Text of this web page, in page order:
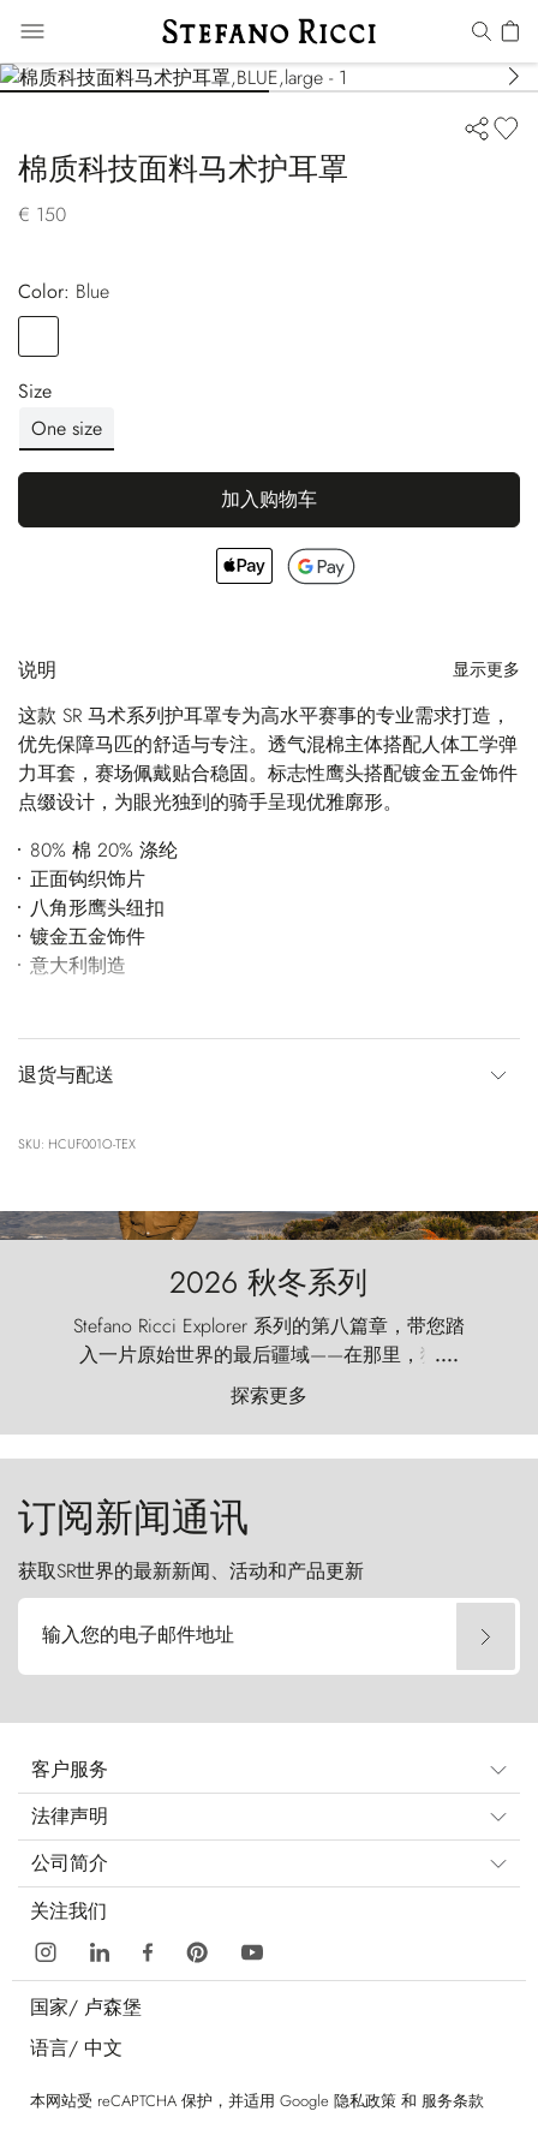
棉质科技面料马术护耳罩
€ 150
Color:
blue
Size
One size
加入购物车
说明 显示更多
这款 SR 马术系列护耳罩专为高水平赛事的专业需求打造，
优先保障马匹的舒适与专注。透气混棉主体搭配人体工学弹
力耳套，赛场佩戴贴合稳固。标志性鹰头搭配镀金五金饰件
点缀设计，为眼光独到的骑手呈现优雅廓形。
80% 棉 20% 涤纶
正面钩织饰片
八角形鹰头纽扣
镀金五金饰件
意大利制造
退货与配送
SKU: HCUF001O-TEX
2026 秋冬系列
Stefano Ricci Explorer 系列的第八篇章，带您踏
入一片原始世界的最后疆域——在那里，狂风
以远古的怒号雕琢着自然，而百内塔（Torres
del Paine）则宛如石砌的哨兵，傲然向苍穹发
起挑战。
....
探索更多
订阅新闻通讯
获取SR世界的最新新闻、活动和产品更新
输入您的电子邮件地址
客户服务
法律声明
公司简介
关注我们
国家/ 卢森堡
语言/ 中文
本网站受 reCAPTCHA 保护，并适用 Google 隐私政策 和 服务条款